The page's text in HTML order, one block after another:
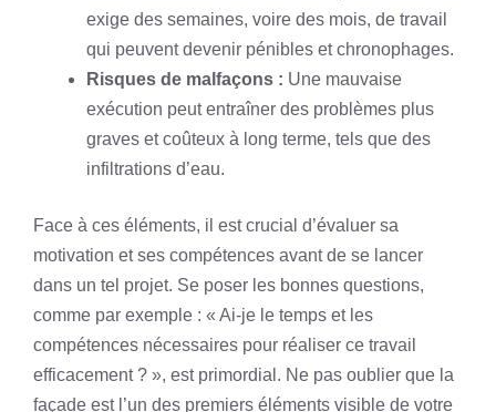
exige des semaines, voire des mois, de travail
qui peuvent devenir pénibles et chronophages.
Risques de malfaçons : Une mauvaise
exécution peut entraîner des problèmes plus
graves et coûteux à long terme, tels que des
infiltrations d’eau.
Face à ces éléments, il est crucial d’évaluer sa
motivation et ses compétences avant de se lancer
dans un tel projet. Se poser les bonnes questions,
comme par exemple : « Ai-je le temps et les
compétences nécessaires pour réaliser ce travail
efficacement ? », est primordial. Ne pas oublier que la
façade est l’un des premiers éléments visible de votre